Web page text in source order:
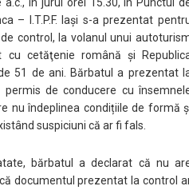
– I.T.P.F. Iași s-a prezentat
control, la volanul unui
cu cetăţenie română şi
51 de ani. Bărbatul a prezentat
de conducere cu
nu îndeplinea condițiile de formă
suspiciuni că ar fi fals.
bărbatul a declarat că nu
documentul prezentat la control